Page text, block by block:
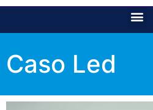
Caso Led